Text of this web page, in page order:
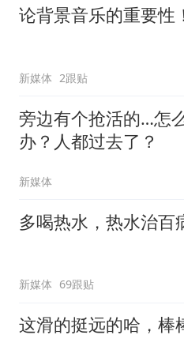
论背景音乐的重要性
新媒体 2跟贴
旁边有个抢活的…怎
办？人都过去了？
新媒体
多喝热水，热水治百
新媒体 69跟贴
这滑的挺远的哈，棒